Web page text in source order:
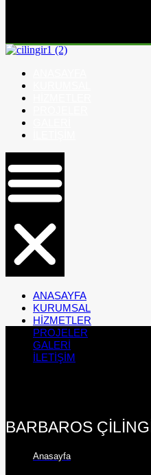
ANASAYFA
KURUMSAL
HIZMETLER
PROJELER
GALERI
İLETIŞIM
BARBAROS
Anasayfa